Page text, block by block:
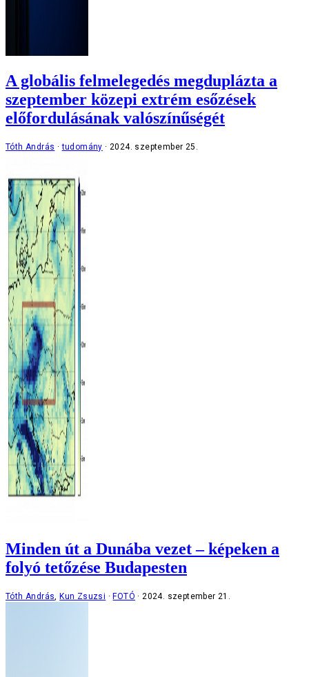
A globális felmelegedés megduplázta a
szeptember közepi extrém esőzések
előfordulásának valószínűségét
Tóth András tudomány 2024. szeptember 25.
Minden út a Dunába vezet – képeken a
folyó tetőzése Budapesten
Tóth András, Kun Zsuzsi FOTÓ 2024. szeptember 21.